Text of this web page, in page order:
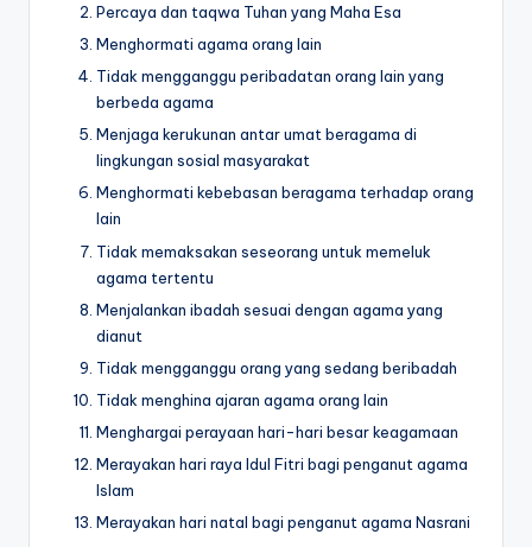
Percaya dan taqwa Tuhan yang Maha Esa
Menghormati agama orang lain
Tidak mengganggu peribadatan orang lain yang
berbeda agama
Menjaga kerukunan antar umat beragama di
lingkungan sosial masyarakat
Menghormati kebebasan beragama terhadap orang
lain
Tidak memaksakan seseorang untuk memeluk
agama tertentu
Menjalankan ibadah sesuai dengan agama yang
dianut
Tidak mengganggu orang yang sedang beribadah
Tidak menghina ajaran agama orang lain
Menghargai perayaan hari-hari besar keagamaan
Merayakan hari raya Idul Fitri bagi penganut agama
Islam
Merayakan hari natal bagi penganut agama Nasrani